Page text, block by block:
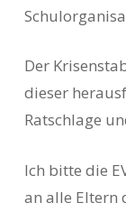
Der
dieser
Ratschlage
Ich bitte die
an alle Eltern